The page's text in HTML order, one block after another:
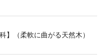
】（柔軟に曲がる天然木）